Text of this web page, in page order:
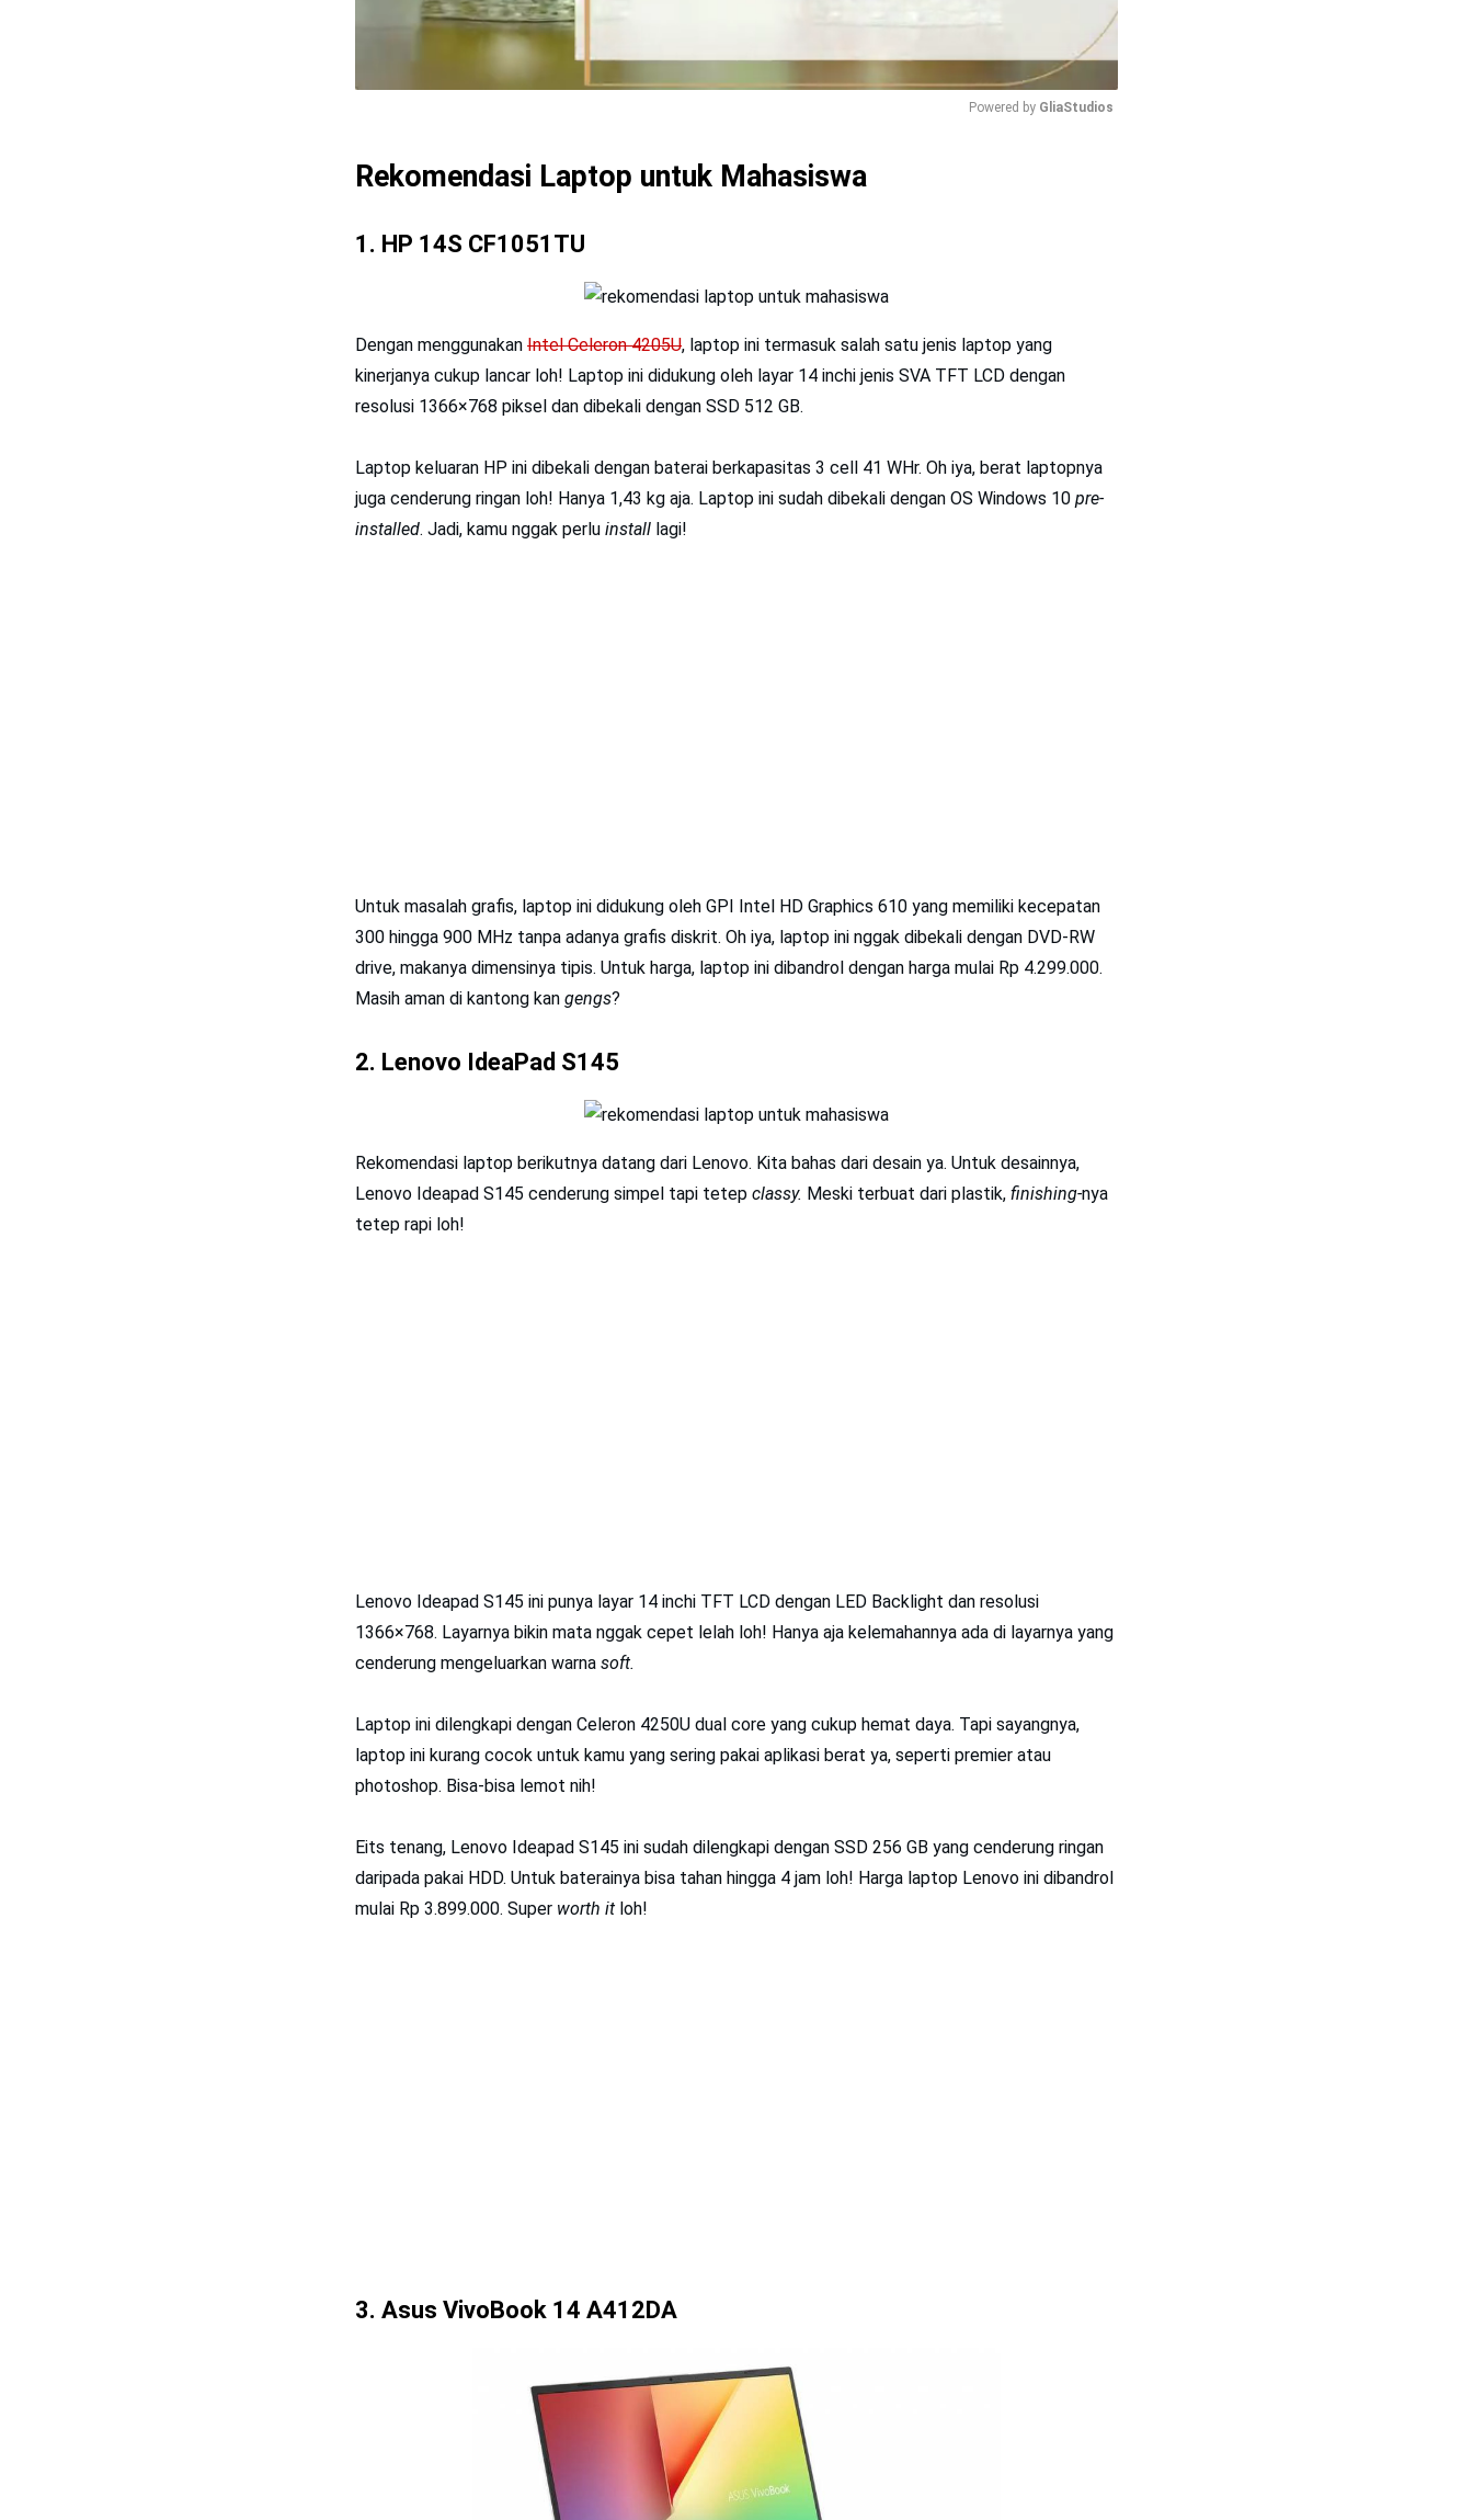
Powered by GliaStudios
Rekomendasi Laptop untuk Mahasiswa
1. HP 14S CF1051TU
Dengan menggunakan Intel Celeron 4205U, laptop ini termasuk salah satu jenis laptop yang
kinerjanya cukup lancar loh! Laptop ini didukung oleh layar 14 inchi jenis SVA TFT LCD dengan
resolusi 1366×768 piksel dan dibekali dengan SSD 512 GB.
Laptop keluaran HP ini dibekali dengan baterai berkapasitas 3 cell 41 WHr. Oh iya, berat laptopnya
juga cenderung ringan loh! Hanya 1,43 kg aja. Laptop ini sudah dibekali dengan OS Windows 10 pre-
installed. Jadi, kamu nggak perlu install lagi!
Untuk masalah grafis, laptop ini didukung oleh GPI Intel HD Graphics 610 yang memiliki kecepatan
300 hingga 900 MHz tanpa adanya grafis diskrit. Oh iya, laptop ini nggak dibekali dengan DVD-RW
drive, makanya dimensinya tipis. Untuk harga, laptop ini dibandrol dengan harga mulai Rp 4.299.000.
Masih aman di kantong kan gengs?
2. Lenovo IdeaPad S145
Rekomendasi laptop berikutnya datang dari Lenovo. Kita bahas dari desain ya. Untuk desainnya,
Lenovo Ideapad S145 cenderung simpel tapi tetep classy. Meski terbuat dari plastik, finishing-nya
tetep rapi loh!
Lenovo Ideapad S145 ini punya layar 14 inchi TFT LCD dengan LED Backlight dan resolusi
1366×768. Layarnya bikin mata nggak cepet lelah loh! Hanya aja kelemahannya ada di layarnya yang
cenderung mengeluarkan warna soft.
Laptop ini dilengkapi dengan Celeron 4250U dual core yang cukup hemat daya. Tapi sayangnya,
laptop ini kurang cocok untuk kamu yang sering pakai aplikasi berat ya, seperti premier atau
photoshop. Bisa-bisa lemot nih!
Eits tenang, Lenovo Ideapad S145 ini sudah dilengkapi dengan SSD 256 GB yang cenderung ringan
daripada pakai HDD. Untuk baterainya bisa tahan hingga 4 jam loh! Harga laptop Lenovo ini dibandrol
mulai Rp 3.899.000. Super worth it loh!
3. Asus VivoBook 14 A412DA